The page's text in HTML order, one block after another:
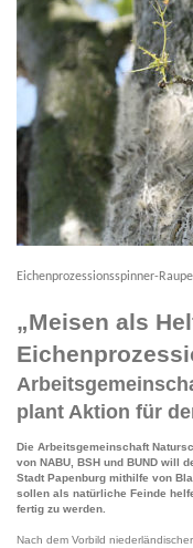
Eichenprozessionsspinner-
„Meisen als
plant Aktion für
Die Arbeitsgemeinschaft
von NABU, BSH und BUND will
Stadt Papenburg mithilfe von
sollen als natürliche Feinde
fertig zu werden.
Nach dem Vorbild